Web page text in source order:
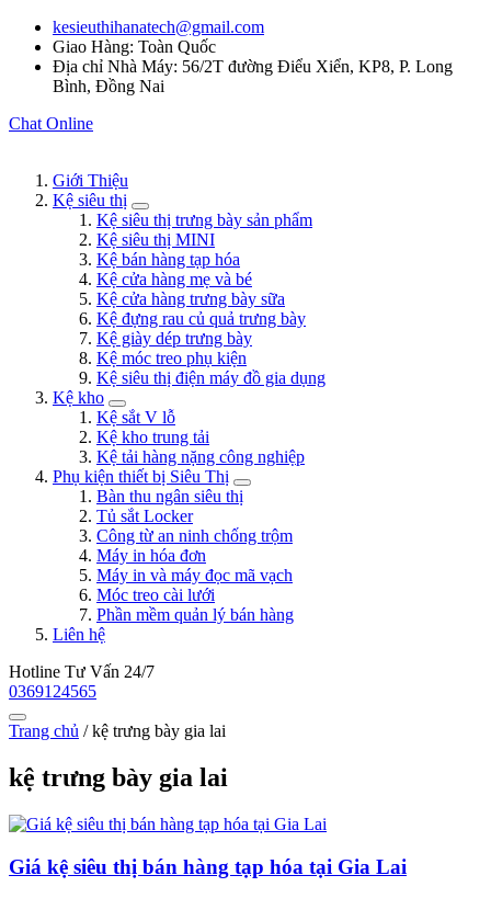
kesieuthihanatech@gmail.com
Giao Hàng: Toàn Quốc
Địa chỉ Nhà Máy: 56/2T đường Điểu Xiển, KP8, P. Long
Bình, Đồng Nai
Chat Online
Giới Thiệu
Kệ siêu thị
Kệ siêu thị trưng bày sản phẩm
Kệ siêu thị MINI
Kệ bán hàng tạp hóa
Kệ cửa hàng mẹ và bé
Kệ cửa hàng trưng bày sữa
Kệ đựng rau củ quả trưng bày
Kệ giày dép trưng bày
Kệ móc treo phụ kiện
Kệ siêu thị điện máy đồ gia dụng
Kệ kho
Kệ sắt V lỗ
Kệ kho trung tải
Kệ tải hàng nặng công nghiệp
Phụ kiện thiết bị Siêu Thị
Bàn thu ngân siêu thị
Tủ sắt Locker
Công từ an ninh chống trộm
Máy in hóa đơn
Máy in và máy đọc mã vạch
Móc treo cài lưới
Phần mềm quản lý bán hàng
Liên hệ
Hotline Tư Vấn 24/7
0369124565
Trang chủ /kệ trưng bày gia lai
kệ trưng bày gia lai
Giá kệ siêu thị bán hàng tạp hóa tại Gia Lai